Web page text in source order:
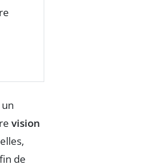
vision
de